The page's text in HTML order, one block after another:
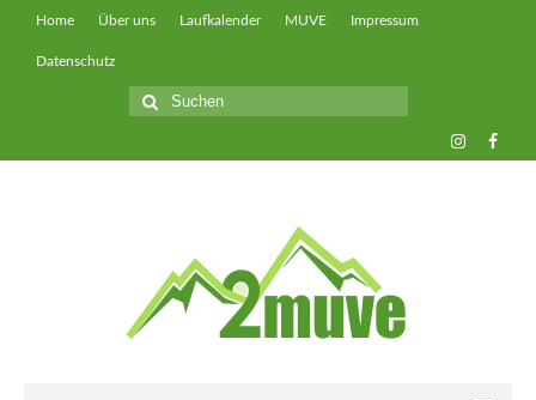
Home Über uns Laufkalender MUVE Impressum
Datenschutz
Suche
nach: